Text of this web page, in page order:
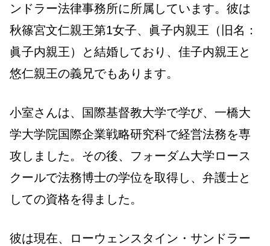
ンドラー法律事務所に所属しています。彼は
秋篠宮文仁親王第1女子、眞子内親王（旧名：
眞子内親王）と結婚しており、佳子内親王と
悠仁親王の義兄でもあります。
小室さんは、国際基督教大学で学び、一橋大
学大学院国際企業戦略研究科で経営法務を専
攻しました。その後、フォーダム大学ロース
クールで法務博士の学位を取得し、弁護士と
しての資格を得ました。
彼は現在、ローウェンスタイン・サンドラー